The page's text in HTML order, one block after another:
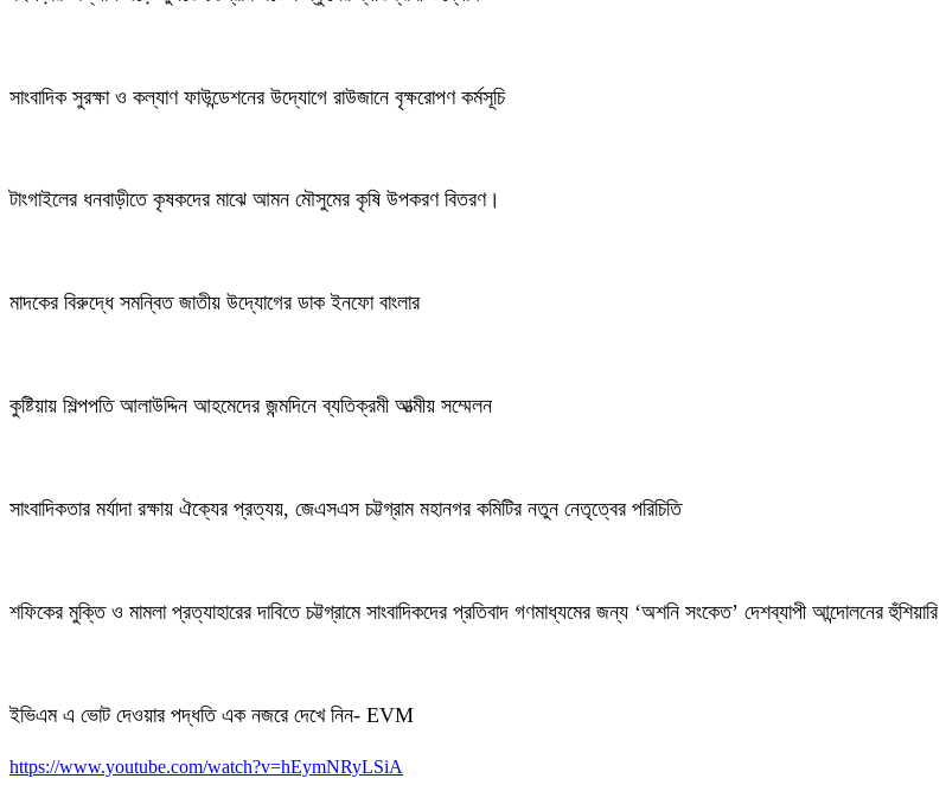
সাংবাদিক সুরক্ষা ও কল্যাণ ফাউন্ডেশনের উদ্যোগে রাউজানে বৃক্ষরোপণ কর্মসূচি
টাংগাইলের ধনবাড়ীতে কৃষকদের মাঝে আমন মৌসুমের কৃষি উপকরণ বিতরণ।
মাদকের বিরুদ্ধে সমন্বিত জাতীয় উদ্যোগের ডাক ইনফো বাংলার
কুষ্টিয়ায় শিল্পপতি আলাউদ্দিন আহমেদের জন্মদিনে ব্যতিক্রমী আত্মীয় সম্মেলন
সাংবাদিকতার মর্যাদা রক্ষায় ঐক্যের প্রত্যয়, জেএসএস চট্টগ্রাম মহানগর কমিটির নতুন নেতৃত্বের পরিচিতি
শফিকের মুক্তি ও মামলা প্রত্যাহারের দাবিতে চট্টগ্রামে সাংবাদিকদের প্রতিবাদ গণমাধ্যমের জন্য ‘অশনি সংকেত’ দেশব্যাপী আন্দোলনের হুঁশিয়ারি
ইভিএম এ ভোট দেওয়ার পদ্ধতি এক নজরে দেখে নিন- EVM
https://www.youtube.com/watch?v=hEymNRyLSiA